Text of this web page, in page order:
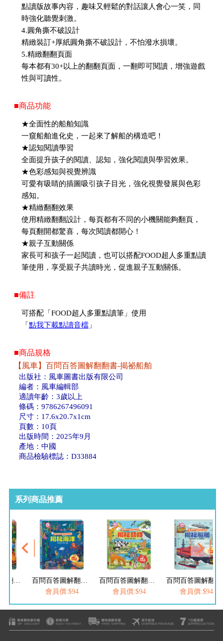
點讀版故事內容，趣味又輕鬆的對話讓人會心一笑，同
時強化聽覺刺激。
4.圓角撕不破設計
精緻裝訂+厚紙圓角撕不破設計，不怕潑水損壞。
5.精緻翻翻頁面
每本都有30+以上的翻翻頁面，一翻即可閱讀，增強遊戲
性與可讀性。
■商品功能
★全面性的船舶知識
一窺船舶進化史，一起來了解船的構造吧！
★認知閱讀學習
全面提升孩子的閱讀、認知，強化閱讀與學習效果。
★色彩感知與視覺辨識
可愛有吸睛的插圖吸引孩子目光，強化視覺發展與色彩
感知。
★精緻翻翻效果
使用精緻翻翻設計，每頁都有不同的小機關能夠翻頁，
每頁翻開都驚喜，每次閱讀都開心！
★親子互動關係
家長可和孩子一起閱讀，也可以搭配FOOD超人多重點讀
筆使用，享受親子共讀時光，促進親子互動關係。
■備註
可搭配「FOOD超人多重點讀筆」使用
「 點我下載點讀音檔」
■商品規格
【風車】百問百答圖解翻翻書-揭祕船舶
出版社：風車圖書出版有限公司
編者：風車編輯部
適讀年齡：3歲以上
條碼：9786267496091
尺寸：17.6x20.7x1cm
頁數：10頁
出版時間：2025年9月
產地：中國
商品檢驗標誌：D33884
系列商品推薦
百問百答圖解翻翻書-揭祕海洋
百問百答圖解翻翻書-揭祕動物
會員價:$94
百問百答圖解翻翻書-揭祕船舶
會員價:$94
會員價:$94